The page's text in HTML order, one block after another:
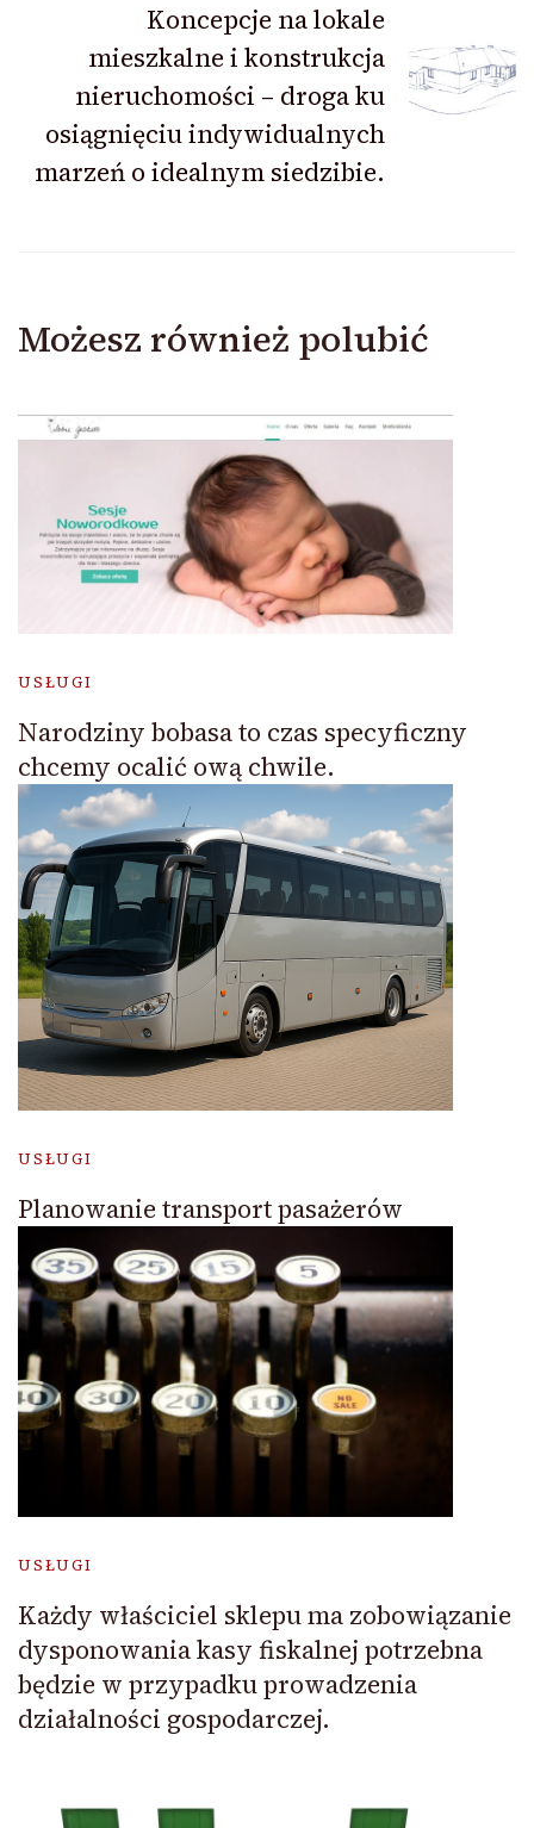
Koncepcje na lokale
mieszkalne i konstrukcja
nieruchomości – droga ku
osiągnięciu indywidualnych
marzeń o idealnym siedzibie.
Możesz również polubić
USŁUGI
Narodziny bobasa to czas specyficzny
chcemy ocalić ową chwile.
USŁUGI
Planowanie transport pasażerów
USŁUGI
Każdy właściciel sklepu ma zobowiązanie
dysponowania kasy fiskalnej potrzebna
będzie w przypadku prowadzenia
działalności gospodarczej.